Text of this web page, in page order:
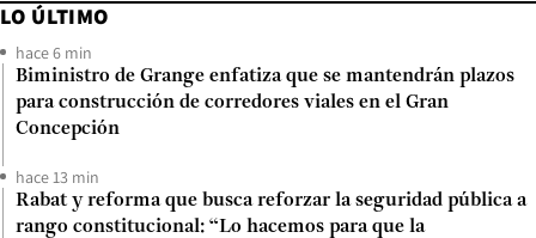
LO ÚLTIMO
hace 6 min
Biministro de Grange enfatiza que se mantendrán plazos
para construcción de corredores viales en el Gran
Concepción
hace 13 min
Rabat y reforma que busca reforzar la seguridad pública a
rango constitucional: “Lo hacemos para que la